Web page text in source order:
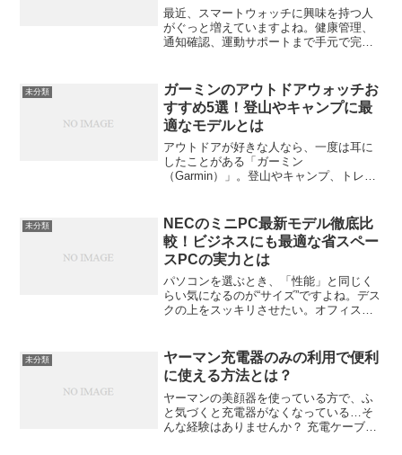
最近、スマートウォッチに興味を持つ人
がぐっと増えていますよね。健康管理、
通知確認、運動サポートまで手元で完結
ザインがスタイリッシュ」と話題なのが
**スマートウォッチJ4...
未分類
ガーミンのアウトドアウォッチお
すすめ5選！登山やキャンプに最
適なモデルとは
アウトドアが好きな人なら、一度は耳に
したことがある「ガーミン
（Garmin）」。登山やキャンプ、トレッ
ドです。この記事では、数あるガーミン
の中から、アウトドアシーンで本...
未分類
NECのミニPC最新モデル徹底比
較！ビジネスにも最適な省スペー
スPCの実力とは
パソコンを選ぶとき、「性能」と同じく
らい気になるのが“サイズ”ですよね。デス
クの上をスッキリさせたい。オフィスで
シリーズです。この記事では、最新モデ
ルの特徴や性能、...
未分類
ヤーマン充電器のみの利用で便利
に使える方法とは？
ヤーマンの美顔器を使っている方で、ふ
と気づくと充電器がなくなっている…そ
んな経験はありませんか？ 充電ケーブル